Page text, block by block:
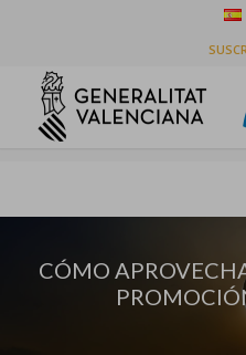
PROMOCIÓN TURÍSTICA
Usted está aquí: Inicio / Sin
CÓMO APROVECHAR EL
CÓMO